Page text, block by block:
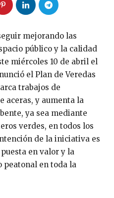
mejorando las
público y la calidad
miércoles 10 de abril el
el Plan de Veredas
trabajos de
aceras, y aumenta la
ya sea mediante
verdes, en todos los
de la iniciativa es
en valor y la
en toda la